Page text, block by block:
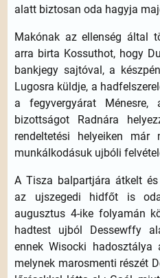
alatt biztosan oda hagyja
Makónak az ellenség által
arra birta Kossuthot, hogy
bankjegy sajtóval, a
Lugosra küldje, a
a fegyvergyárat
bizottságot Radnára
rendeltetési helyeiken
munkálkodásuk ujbóli
A Tisza balpartjára átkelt
az ujszegedi hidfőt is
augusztus 4-ike folyamán
hadtest ujból Dessewffy
ennek Wisocki
melynek marosmenti részét